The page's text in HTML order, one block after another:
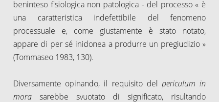
beninteso fisiologica non patologica - del processo « è
una caratteristica indefettibile del fenomeno
processuale e, come giustamente è stato notato,
appare di per sé inidonea a produrre un pregiudizio »
(Tommaseo 1983, 130).
Diversamente opinando, il requisito del periculum in
mora sarebbe svuotato di significato, risultando